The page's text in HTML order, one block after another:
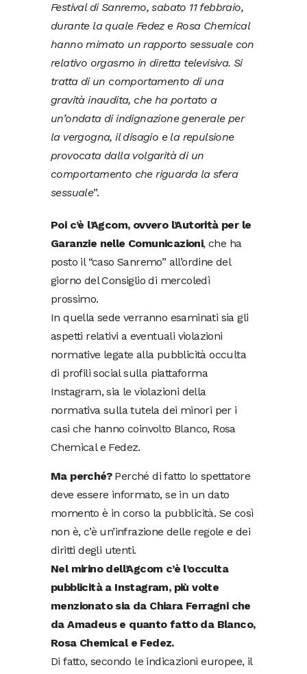
Festival di Sanremo, sabato 11 febbraio,
durante la quale Fedez e Rosa Chemical
hanno mimato un rapporto sessuale con
relativo orgasmo in diretta televisiva. Si
tratta di un comportamento di una
gravità inaudita, che ha portato a
un’ondata di indignazione generale per
la vergogna, il disagio e la repulsione
provocata dalla volgarità di un
comportamento che riguarda la sfera
sessuale”.
Poi c’è l’Agcom, ovvero l’Autorità per le
Garanzie nelle Comunicazioni, che ha
posto il “caso Sanremo” all’ordine del
giorno del Consiglio di mercoledì
prossimo.
In quella sede verranno esaminati sia gli
aspetti relativi a eventuali violazioni
normative legate alla pubblicità occulta
di profili social sulla piattaforma
Instagram, sia le violazioni della
normativa sulla tutela dei minori per i
casi che hanno coinvolto Blanco, Rosa
Chemical e Fedez.
Ma perché?Perché di fatto lo spettatore
deve essere informato, se in un dato
momento è in corso la pubblicità. Se così
non è, c’è un’infrazione delle regole e dei
diritti degli utenti.
Nel mirino dell’Agcom c’è l’occulta
pubblicità a Instagram, più volte
menzionato sia da Chiara Ferragni che
da Amadeus e quanto fatto da Blanco,
Rosa Chemical e Fedez.
Di fatto, secondo le indicazioni europee, il